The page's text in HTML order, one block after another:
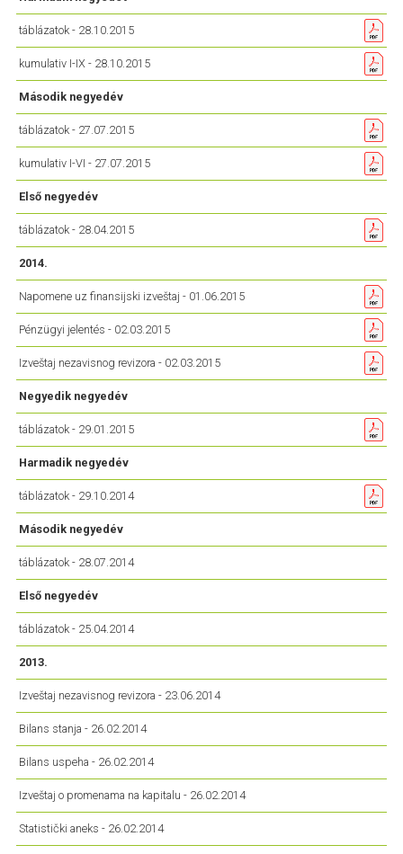
táblázatok - 28.10.2015
kumulativ I-IX - 28.10.2015
Második negyedév
táblázatok - 27.07.2015
kumulativ I-VI - 27.07.2015
Első negyedév
táblázatok - 28.04.2015
2014.
Napomene uz finansijski izveštaj - 01.06.2015
Pénzügyi jelentés - 02.03.2015
Izveštaj nezavisnog revizora - 02.03.2015
Negyedik negyedév
táblázatok - 29.01.2015
Harmadik negyedév
táblázatok - 29.10.2014
Második negyedév
táblázatok - 28.07.2014
Első negyedév
táblázatok - 25.04.2014
2013.
Izveštaj nezavisnog revizora - 23.06.2014
Bilans stanja - 26.02.2014
Bilans uspeha - 26.02.2014
Izveštaj o promenama na kapitalu - 26.02.2014
Statistički aneks - 26.02.2014